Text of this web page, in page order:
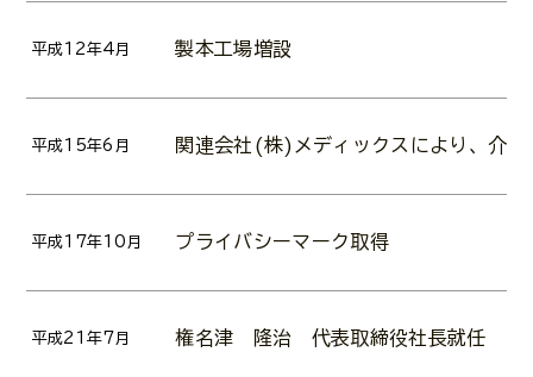
平成12年4月 製本工場増設
平成15年6月 関連会社(株)メディックスにより、介護
平成17年10月 プライバシーマーク取得
平成21年7月 権名津 隆治 代表取締役社長就任